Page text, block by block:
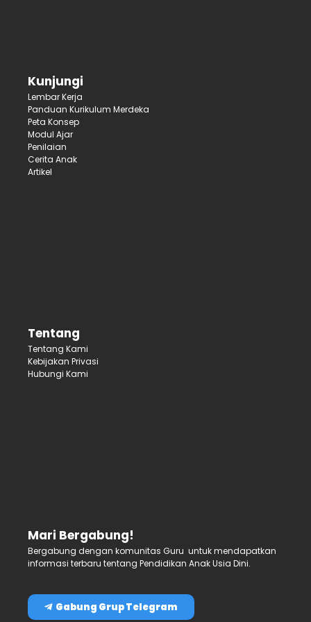
Kunjungi
Lembar Kerja
Panduan Kurikulum Merdeka
Peta Konsep
Modul Ajar
Penilaian
Cerita Anak
Artikel
Tentang
Tentang Kami
Kebijakan Privasi
Hubungi Kami
Mari Bergabung!
Bergabung dengan komunitas Guru untuk mendapatkan
informasi terbaru tentang Pendidikan Anak Usia Dini.
Gabung Grup Telegram